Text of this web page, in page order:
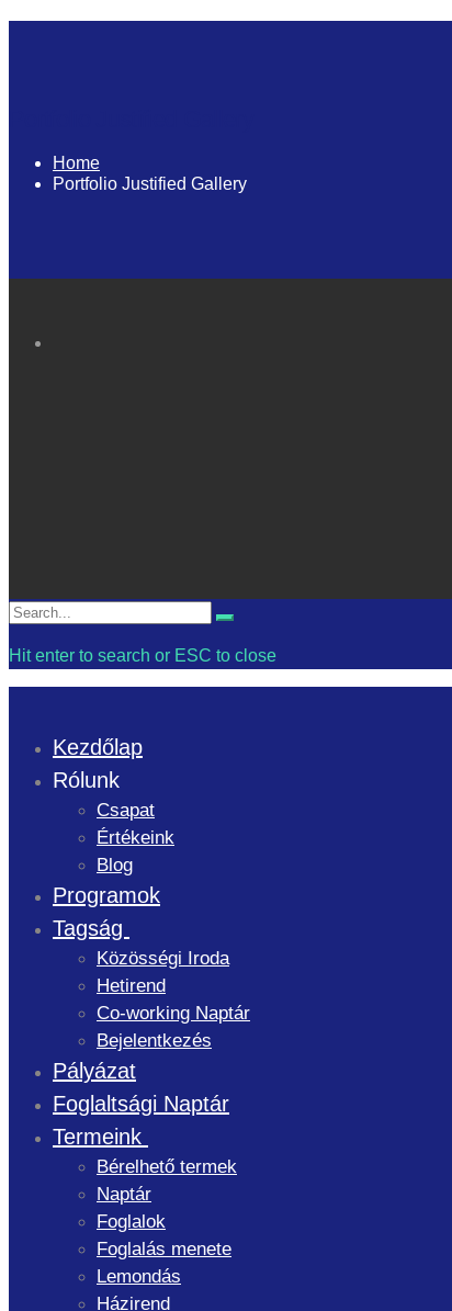
Home
Portfolio Justified Gallery
Search
Search
Hit enter to search or ESC to close
Kezdőlap
Rólunk
Csapat
Értékeink
Blog
Programok
Tagság
Közösségi Iroda
Hetirend
Co-working Naptár
Bejelentkezés
Pályázat
Foglaltsági Naptár
Termeink
Bérelhető termek
Naptár
Foglalok
Foglalás menete
Lemondás
Házirend